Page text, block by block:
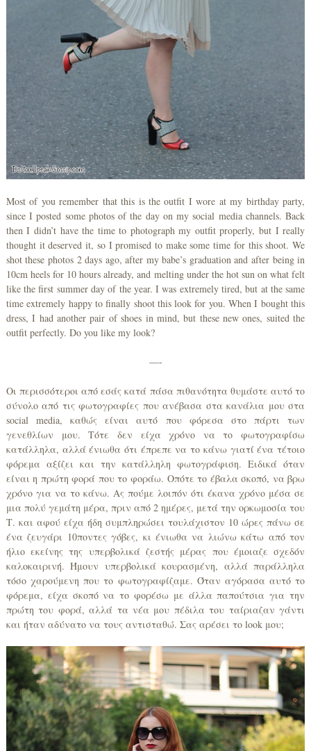
Most of you remember that this is the outfit I wore at my birthday party,
since I posted some photos of the day on my social media channels. Back
then I didn’t have the time to photograph my outfit properly, but I really
thought it deserved it, so I promised to make some time for this shoot. We
shot these photos 2 days ago, after my babe’s graduation and after being in
10cm heels for 10 hours already, and melting under the hot sun on what felt
like the first summer day of the year. I was extremely tired, but at the same
time extremely happy to finally shoot this look for you. When I bought this
dress, I had another pair of shoes in mind, but these new ones, suited the
outfit perfectly. Do you like my look?
—-
Οι περισσότεροι από εσάς κατά πάσα πιθανότητα θυμάστε αυτό το
σύνολο από τις φωτογραφίες που ανέβασα στα κανάλια μου στα
social media, καθώς είναι αυτό που φόρεσα στο πάρτι των
γενεθλίων μου. Τότε δεν είχα χρόνο να το φωτογραφίσω
κατάλληλα, αλλά ένιωθα ότι έπρεπε να το κάνω γιατί ένα τέτοιο
φόρεμα αξίζει και την κατάλληλη φωτογράφιση. Ειδικά όταν
είναι η πρώτη φορά που το φοράω. Οπότε το έβαλα σκοπό, να βρω
χρόνο για να το κάνω. Ας πούμε λοιπόν ότι έκανα χρόνο μέσα σε
μια πολύ γεμάτη μέρα, πριν από 2 ημέρες, μετά την ορκωμοσία του
Τ. και αφού είχα ήδη συμπληρώσει τουλάχιστον 10 ώρες πάνω σε
ένα ζευγάρι 10ποντες γόβες, κι ένιωθα να λιώνω κάτω από τον
ήλιο εκείνης της υπερβολικά ζεστής μέρας που έμοιαζε σχεδόν
καλοκαιρινή. Ήμουν υπερβολικά κουρασμένη, αλλά παράλληλα
τόσο χαρούμενη που το φωτογραφίζαμε. Όταν αγόρασα αυτό το
φόρεμα, είχα σκοπό να το φορέσω με άλλα παπούτσια για την
πρώτη του φορά, αλλά τα νέα μου πέδιλα του ταίριαζαν γάντι
και ήταν αδύνατο να τους αντισταθώ. Σας αρέσει το look μου;